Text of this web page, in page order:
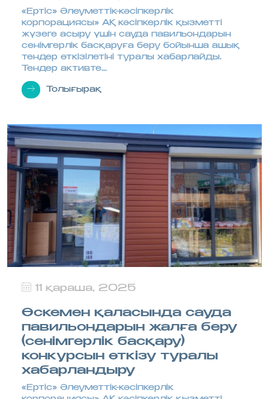
«Ертіс» Әлеуметтік-кәсіпкерлік
корпорациясы» АҚ кәсіпкерлік қызметті
жүзеге асыру үшін сауда павильондарын
сенімгерлік басқаруға беру бойынша ашық
тендер өткізілетіні туралы хабарлайды.
Тендер активте...
Толығырақ
11 қараша, 2025
Өскемен қаласында сауда
павильондарын жалға беру
(сенімгерлік басқару)
конкурсын өткізу туралы
хабарландыру
«Ертіс» Әлеуметтік-кәсіпкерлік